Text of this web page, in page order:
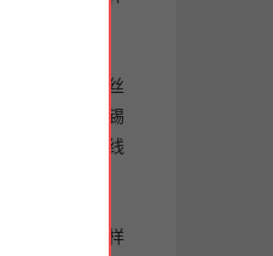
段时间，该螺丝
全自动裁线沾锡
件的全自动裁线
材料的话，这样